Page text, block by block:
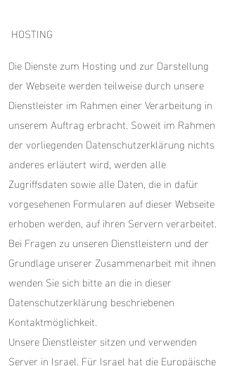
HOSTING
Die Dienste zum Hosting und zur Darstellung
der Webseite werden teilweise durch unsere
Dienstleister im Rahmen einer Verarbeitung in
unserem Auftrag erbracht. Soweit im Rahmen
der vorliegenden Datenschutzerklärung nichts
anderes erläutert wird, werden alle
Zugriffsdaten sowie alle Daten, die in dafür
vorgesehenen Formularen auf dieser Webseite
erhoben werden, auf ihren Servern verarbeitet.
Bei Fragen zu unseren Dienstleistern und der
Grundlage unserer Zusammenarbeit mit ihnen
wenden Sie sich bitte an die in dieser
Datenschutzerklärung beschriebenen
Kontaktmöglichkeit.
Unsere Dienstleister sitzen und verwenden
Server in Israel. Für Israel hat die Europäische